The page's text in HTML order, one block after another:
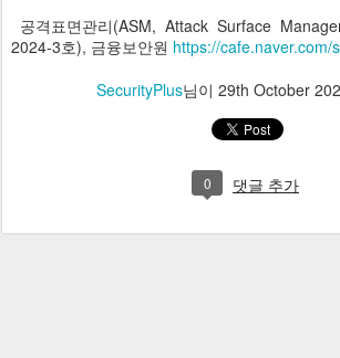
공격표면관리(ASM, Attack Surface
2024-3호), 금융보안원 https://cafe.naver.com/
SecurityPlus님이 29th October
0 댓글 추가